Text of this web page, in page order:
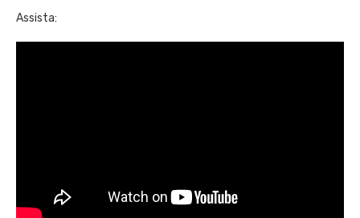
Assista: